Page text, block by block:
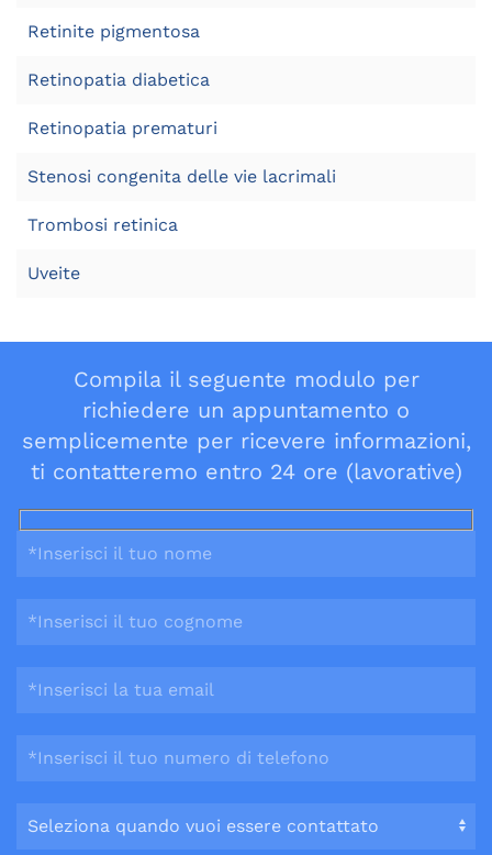
Retinite pigmentosa
Retinopatia diabetica
Retinopatia prematuri
Stenosi congenita delle vie lacrimali
Trombosi retinica
Uveite
Compila il seguente modulo per
richiedere un appuntamento o
semplicemente per ricevere informazioni,
ti contatteremo entro 24 ore (lavorative)